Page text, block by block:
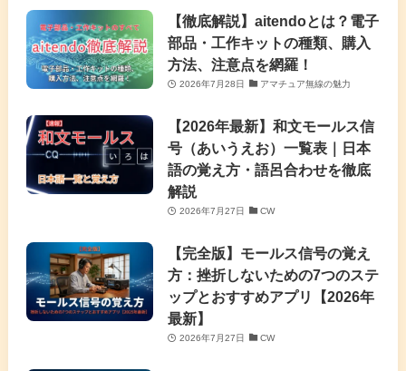
【徹底解説】aitendoとは？電子
部品・工作キットの種類、購入
方法、注意点を網羅！
2026年7月28日 アマチュア無線の魅力
【2026年最新】和文モールス信
号（あいうえお）一覧表｜日本
語の覚え方・語呂合わせを徹底
解説
2026年7月27日 CW
【完全版】モールス信号の覚え
方：挫折しないための7つのステ
ップとおすすめアプリ【2026年
最新】
2026年7月27日 CW